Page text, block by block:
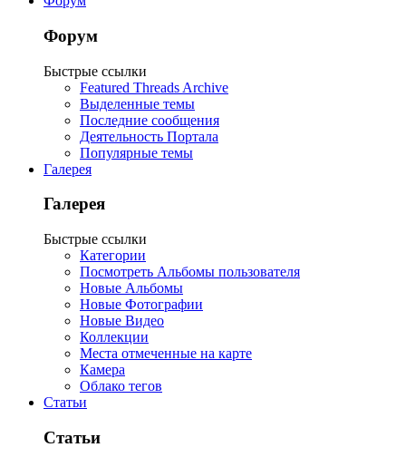
Форум
Быстрые ссылки
Featured Threads Archive
Выделенные темы
Последние сообщения
Деятельность Портала
Популярные темы
Галерея
Галерея
Быстрые ссылки
Категории
Посмотреть Альбомы пользователя
Новые Альбомы
Новые Фотографии
Новые Видео
Коллекции
Места отмеченные на карте
Камера
Облако тегов
Статьи
Статьи